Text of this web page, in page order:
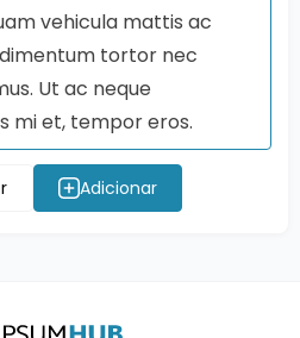
vehicula mattis ac
tortor nec
Ut ac neque
mi et, tempor eros.
Adicionar